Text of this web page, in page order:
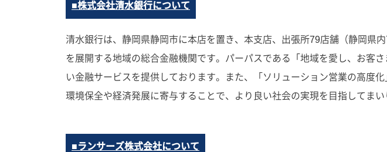
■株式会社清水銀行について
清水銀行は、静岡県静岡市に本店を置き、本支店、出張所79店舗（静岡県内
を展開する地域の総合金融機関です。パーパスである「地域を愛し、お客
い金融サービスを提供しております。また、「ソリューション営業の高度
環境保全や経済発展に寄与することで、より良い社会の実現を目指してまい
■ランサーズ株式会社について